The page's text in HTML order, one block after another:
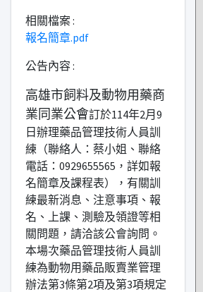
相關檔案 :
報名簡章.pdf
公告內容 :
高雄市飼料及動物用藥商
業同業公會訂於114年2月9
日辦理藥品管理技術人員訓
練（聯絡人：蔡小姐、聯絡
電話：0929655565，詳如報
名簡章及課程表），有關訓
練最新消息、注意事項、報
名、上課、測驗及領證等相
關問題，請洽該公會詢問。
本場次藥品管理技術人員訓
練為動物用藥品販賣業管理
辦法第3條第2項及第3項規定